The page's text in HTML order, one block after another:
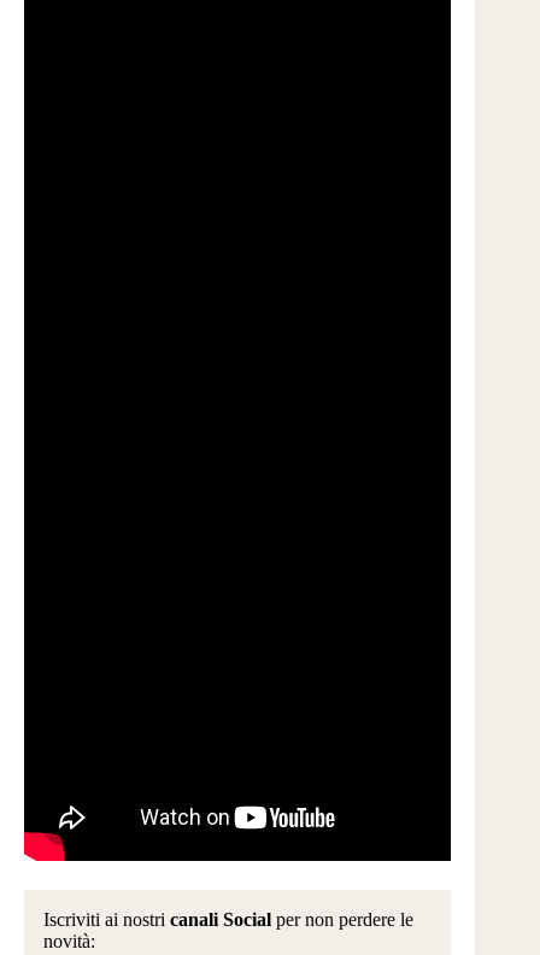
Iscriviti ai nostri canali Social per non perdere le
novità: